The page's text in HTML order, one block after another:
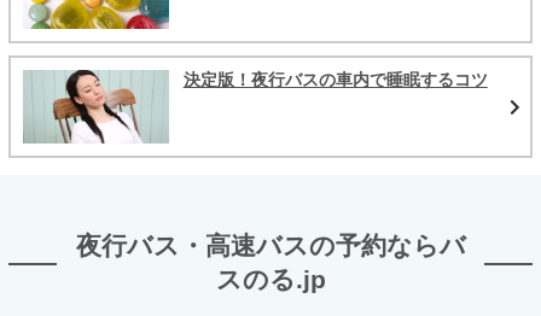
決定版！夜行バスの車内で睡眠するコツ
夜行バス・高速バスの予約ならバ
スのる.jp